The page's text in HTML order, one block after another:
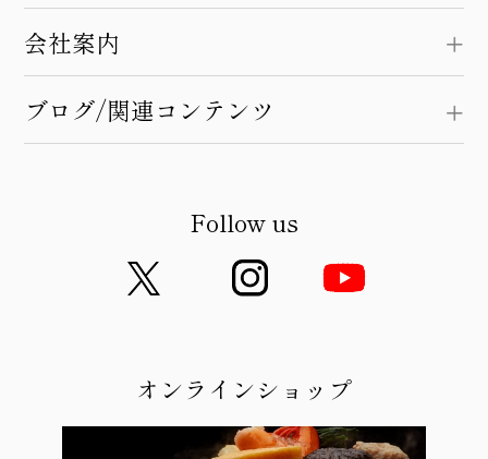
会社案内
ブログ/関連コンテンツ
Follow us
オンラインショップ